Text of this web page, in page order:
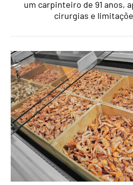
um carpinteiro de 91 anos,
cirurgias e